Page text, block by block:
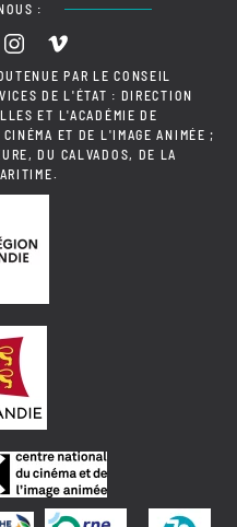
:
PAR LE CONSEIL
DE L'ÉTAT : DIRECTION
ET L'ACADÉMIE DE
ET DE L'IMAGE ANIMÉE ;
DU CALVADOS, DE LA